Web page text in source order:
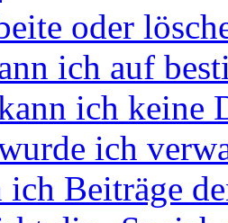
oder
ich auf
ich keine
ich
Beiträge